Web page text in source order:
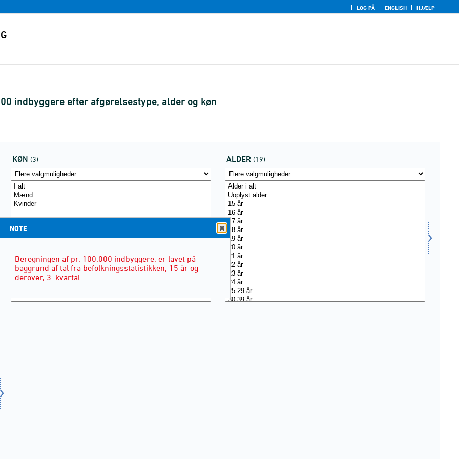
LOG PÅ ENGLISH HJÆLP
indbyggere efter afgørelsestype, alder og køn
KØN (3) ALDER (19)
NOTE
Beregningen af pr. 100.000 indbyggere, er lavet på
baggrund af tal fra befolkningsstatistikken, 15 år og
derover, 3. kvartal.